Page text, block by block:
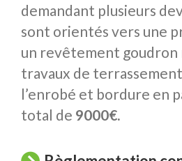
demandant plusieurs
sont orientés vers une
un revêtement goudron
travaux de
l’enrobé et bordure en
total de 9000€.